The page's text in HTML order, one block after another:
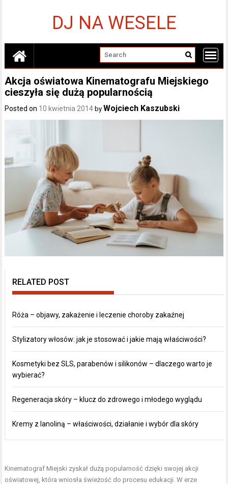
DJ NA WESELE
Akcja oświatowa Kinematografu Miejskiego
cieszyła się dużą popularnością
Posted on 10 kwietnia 2014 by Wojciech Kaszubski
RELATED POST
Róża – objawy, zakażenie i leczenie choroby zakaźnej
Stylizatory włosów: jak je stosować i jakie mają właściwości?
Kosmetyki bez SLS, parabenów i silikonów – dlaczego warto je
wybierać?
Regeneracja skóry – klucz do zdrowego i młodego wyglądu
Kremy z lanoliną – właściwości, działanie i wybór dla skóry
Kinematograf Miejski zyskał dużą popularność dzięki swojej akcji
oświatowej, która wniosła świeżość do procesu edukacji. W erze